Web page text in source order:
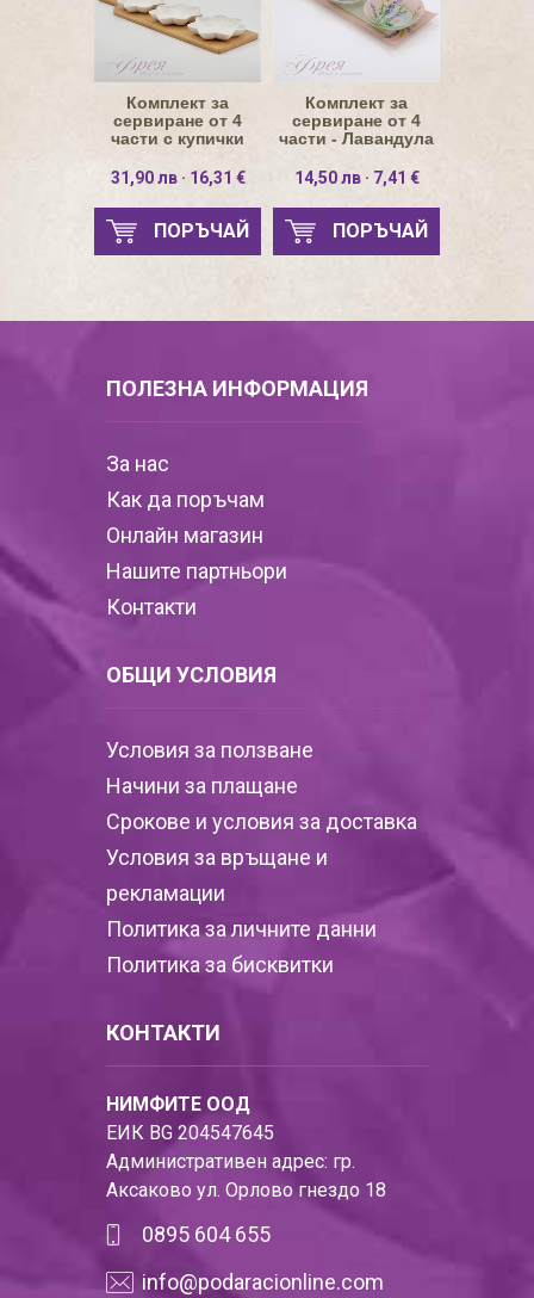
Комплект за
сервиране от 4
части с купички
31,90 лв · 16,31 €
ПОРЪЧАЙ
Комплект за
сервиране от 4
части - Лавандула
14,50 лв · 7,41 €
ПОРЪЧАЙ
ПОЛЕЗНА ИНФОРМАЦИЯ
За нас
Как да поръчам
Онлайн магазин
Нашите партньори
Контакти
ОБЩИ УСЛОВИЯ
Условия за ползване
Начини за плащане
Срокове и условия за доставка
Условия за връщане и
рекламации
Политика за личните данни
Политика за бисквитки
КОНТАКТИ
НИМФИТЕ ООД
ЕИК BG 204547645
Административен адрес: гр.
Аксаково ул. Орлово гнездо 18
0895 604 655
info@podaracionline.com